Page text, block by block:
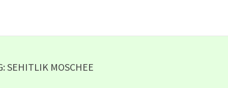
SEHITLIK MOSCHEE